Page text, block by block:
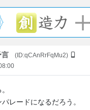
言
(ID:qCAnRrFqMu2)
レードになるだろう。